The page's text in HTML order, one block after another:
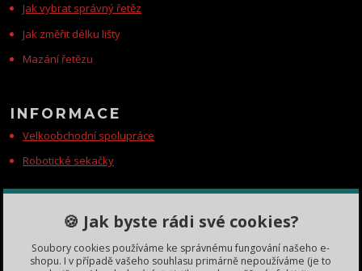
Jak vybrat správný řetěz
Jak změřit délku lišty
Mazání řetězu
INFORMACE
Velkoobchodní spolupráce
Robotické sekačky
KONTAKTY
Zákaznická podpora
+420 735 060 350
(Po-Čt, 8-11, 13-15 hod.)
🍪 Jak byste rádi své cookies?
Soubory cookies používáme ke správnému fungování našeho e-
shopu. I v případě vašeho souhlasu primárně nepoužíváme (je to